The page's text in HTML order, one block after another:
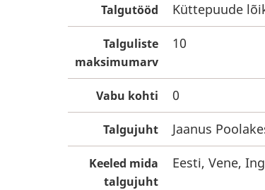
Talgutööd Küttepuude
Talguliste
maksimumarv
10
Vabu kohti 0
Talgujuht Jaanus
Keeled mida
talgujuht
Eesti, Vene,